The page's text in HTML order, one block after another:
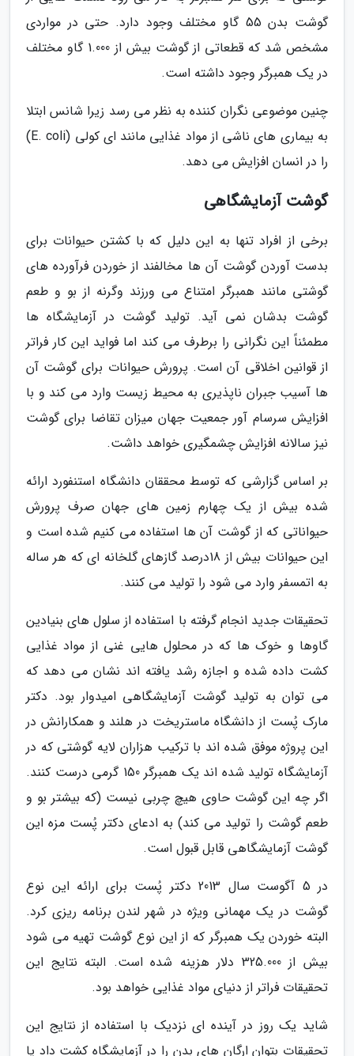
گوشت بدن 55 گاو مختلف وجود دارد. حتی در مواردی
مشخص شد که قطعاتی از گوشت بیش از 1.000 گاو مختلف
در یک همبرگر وجود داشته است.
چنین موضوعی نگران کننده به نظر می رسد زیرا شانس ابتلا
به بیماری های ناشی از مواد غذایی مانند ای کولی (E. coli)
را در انسان افزایش می دهد.
گوشت آزمایشگاهی
برخی از افراد تنها به این دلیل که با کشتن حیوانات برای
بدست آوردن گوشت آن ها مخالفند از خوردن فرآورده های
گوشتی مانند همبرگر امتناع می ورزند وگرنه از بو و طعم
گوشت بدشان نمی آید. تولید گوشت در آزمایشگاه ها
مطمئناً این نگرانی را برطرف می کند اما فواید این کار فراتر
از قوانین اخلاقی آن است. پرورش حیوانات برای گوشت آن
ها آسیب جبران ناپذیری به محیط زیست وارد می کند و با
افزایش سرسام آور جمعیت جهان میزان تقاضا برای گوشت
نیز سالانه افزایش چشمگیری خواهد داشت.
بر اساس گزارشی که توسط محققان دانشگاه استنفورد ارائه
شده بیش از یک چهارم زمین های جهان صرف پرورش
حیواناتی که از گوشت آن ها استفاده می کنیم شده است و
این حیوانات بیش از 18درصد گازهای گلخانه ای که هر ساله
به اتمسفر وارد می شود را تولید می کنند.
تحقیقات جدید انجام گرفته با استفاده از سلول های بنیادین
گاوها و خوک ها که در محلول هایی غنی از مواد غذایی
کشت داده شده و اجازه رشد یافته اند نشان می دهد که
می توان به تولید گوشت آزمایشگاهی امیدوار بود. دکتر
مارک پُست از دانشگاه ماستریخت در هلند و همکارانش در
این پروژه موفق شده اند با ترکیب هزاران لایه گوشتی که در
آزمایشگاه تولید شده اند یک همبرگر 150 گرمی درست کنند.
اگر چه این گوشت حاوی هیچ چربی نیست (که بیشتر بو و
طعم گوشت را تولید می کند) به ادعای دکتر پُست مزه این
گوشت آزمایشگاهی قابل قبول است.
در 5 آگوست سال 2013 دکتر پُست برای ارائه این نوع
گوشت در یک مهمانی ویژه در شهر لندن برنامه ریزی کرد.
البته خوردن یک همبرگر که از این نوع گوشت تهیه می شود
بیش از 325.000 دلار هزینه شده است. البته نتایج این
تحقیقات فراتر از دنیای مواد غذایی خواهد بود.
شاید یک روز در آینده ای نزدیک با استفاده از نتایج این
تحقیقات بتوان ارگان های بدن را در آزمایشگاه کشت داد یا